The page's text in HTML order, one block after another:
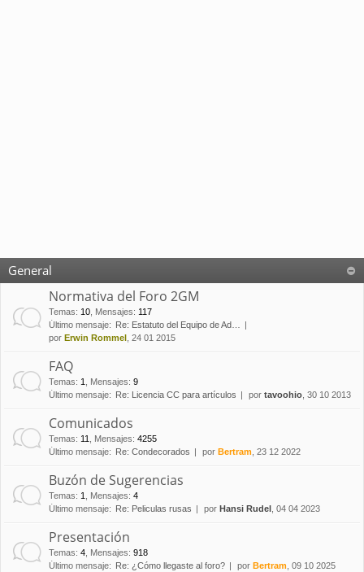
General
Normativa del Foro 2GM
Temas: 10 Mensajes: 117
Último mensaje:
Re: Estatuto del Equipo de Ad…
por Erwin Rommel , 24 01 2015
FAQ
Temas: 1 Mensajes: 9
Último mensaje:
Re: Licencia CC para artículos por tavoohio , 30 10 2013
Comunicados
Temas: 11 Mensajes: 4255
Último mensaje:
Re: Condecorados por Bertram , 23 12 2022
Buzón de Sugerencias
Temas: 1 Mensajes: 4
Último mensaje:
Re: Peliculas rusas por Hansi Rudel , 04 04 2023
Presentación
Temas: 4 Mensajes: 918
Último mensaje:
Re: ¿Cómo llegaste al foro? por Bertram , 09 10 2025